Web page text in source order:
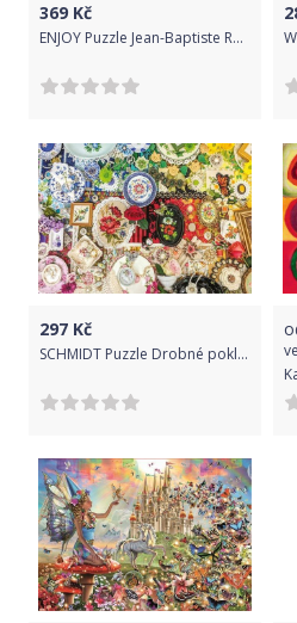
369 Kč
ENJOY Puzzle Jean-Baptiste Robie: Zátiší s růžemi 1000 dílků
297 Kč
SCHMIDT Puzzle Drobné poklady 500 dílků ve